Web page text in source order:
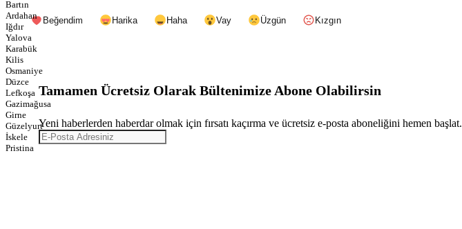
Bartın
Ardahan
Iğdır
Yalova
Karabük
Kilis
Osmaniye
Düzce
Lefkoşa
Gazimağusa
Girne
Güzelyurt
İskele
Pristina
Beğendim Harika Haha Vay Üzgün Kızgın
Tamamen Ücretsiz Olarak Bültenimize Abone Olabilirsin
Yeni haberlerden haberdar olmak için fırsatı kaçırma ve ücretsiz e-posta aboneliğini hemen başlat.